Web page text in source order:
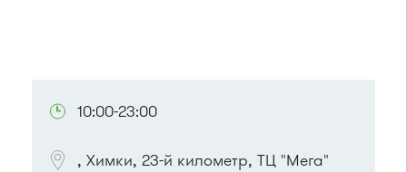
10:00-23:00
, Химки, 23-й километр, ТЦ "Мега"